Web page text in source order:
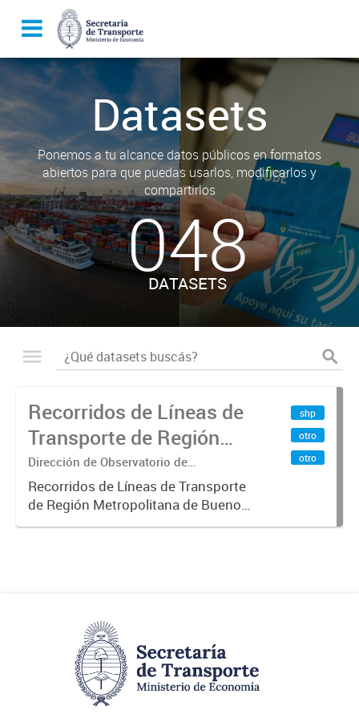
Datasets
Ponemos a tu alcance datos públicos en formatos
abiertos para que puedas usarlos, modificarlos y
compartirlos
048
DATASETS
Recorridos de Líneas de
Transporte de Región
Metropolitana de
Buenos Aires (RMBA)
Dirección de Observatorio de
Transporte, Estudio y Sistemas
Recorridos de Líneas de Transporte
de Región Metropolitana de Buenos
Aires (RMBA).-
shp
otro
otro